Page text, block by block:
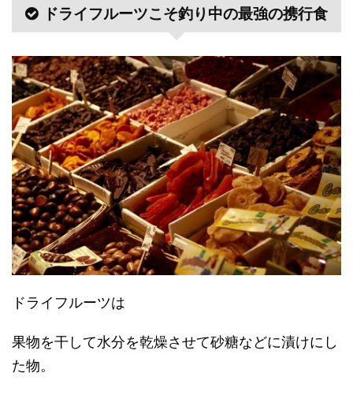
ドライフルーツこそ釣り中の最強の携行食
ドライフルーツは
果物を干して水分を乾燥させて砂糖などに漬けにし
た物。